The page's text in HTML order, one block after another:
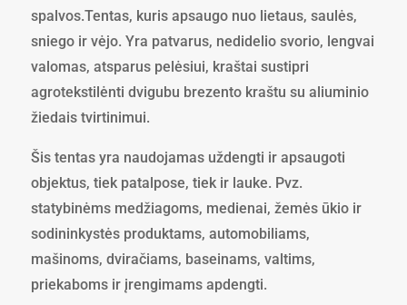
spalvos.Tentas, kuris apsaugo nuo lietaus, saulės,
sniego ir vėjo. Yra patvarus, nedidelio svorio, lengvai
valomas, atsparus pelėsiui, kraštai sustipri
agrotekstilėnti dvigubu brezento kraštu su aliuminio
žiedais tvirtinimui.
Šis tentas yra naudojamas uždengti ir apsaugoti
objektus, tiek patalpose, tiek ir lauke. Pvz.
statybinėms medžiagoms, medienai, žemės ūkio ir
sodininkystės produktams, automobiliams,
mašinoms, dviračiams, baseinams, valtims,
priekaboms ir įrengimams apdengti.